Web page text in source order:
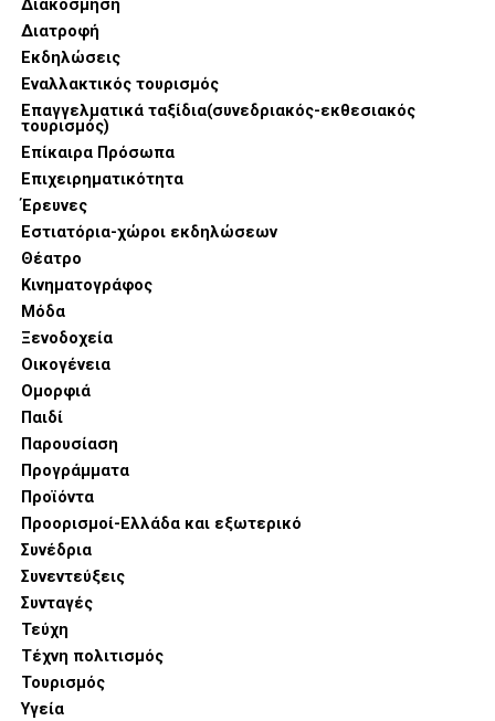
Διακόσμηση
Διατροφή
Εκδηλώσεις
Εναλλακτικός τουρισμός
Επαγγελματικά ταξίδια(συνεδριακός-εκθεσιακός
τουρισμός)
Επίκαιρα Πρόσωπα
Επιχειρηματικότητα
Έρευνες
Εστιατόρια-χώροι εκδηλώσεων
Θέατρο
Κινηματογράφος
Μόδα
Ξενοδοχεία
Οικογένεια
Ομορφιά
Παιδί
Παρουσίαση
Προγράμματα
Προϊόντα
Προορισμοί-Ελλάδα και εξωτερικό
Συνέδρια
Συνεντεύξεις
Συνταγές
Τεύχη
Τέχνη πολιτισμός
Τουρισμός
Υγεία